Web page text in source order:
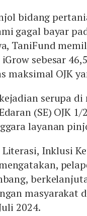
bidang
gagal bayar
TaniFund
iGrow sebesar
maksimal OJK
serupa di
(SE) OJK
layanan
Inklusi
masyarakat
2024.